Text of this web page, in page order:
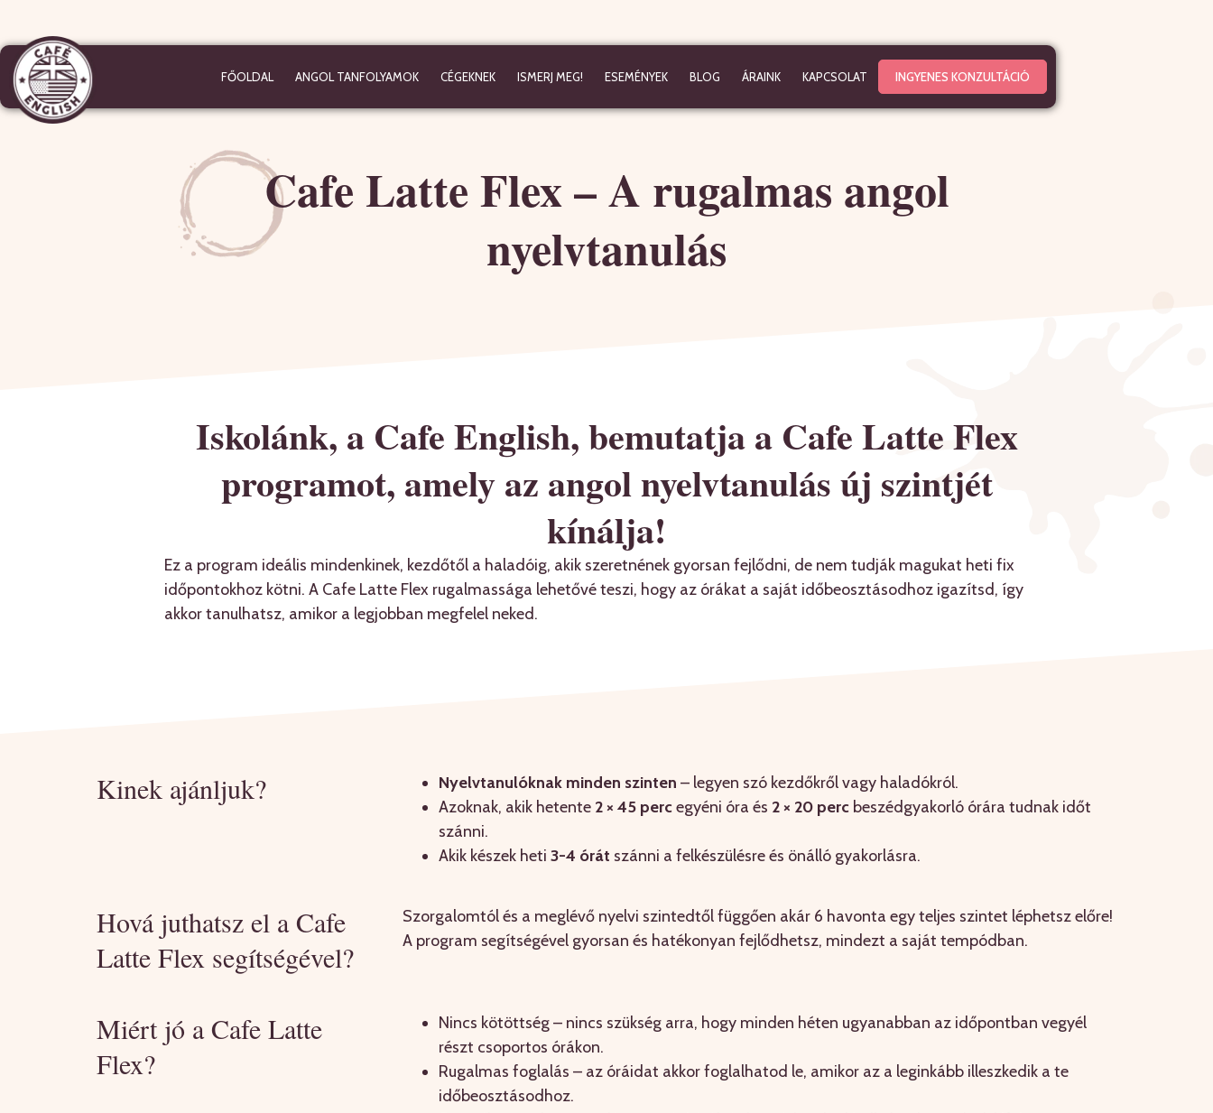
FŐOLDAL ANGOL TANFOLYAMOK CÉGEKNEK ISMERJ MEG! ESEMÉNYEK BLOG ÁRAINK KAPCSOLAT INGYENES KONZULTÁCIÓ
Cafe Latte Flex – A rugalmas angol
nyelvtanulás
Iskolánk, a Cafe English, bemutatja a Cafe Latte Flex
programot, amely az angol nyelvtanulás új szintjét
kínálja!
Ez a program ideális mindenkinek, kezdőtől a haladóig, akik szeretnének gyorsan fejlődni, de nem tudják magukat heti fix
időpontokhoz kötni. A Cafe Latte Flex rugalmassága lehetővé teszi, hogy az órákat a saját időbeosztásodhoz igazítsd, így
akkor tanulhatsz, amikor a legjobban megfelel neked.
Kinek ajánljuk? Nyelvtanulóknak minden szinten – legyen szó kezdőkről vagy haladókról.
Azoknak, akik hetente 2 × 45 percegyéni óra és 2 × 20 perc beszédgyakorló órára tudnak időt
szánni.
Akik készek heti3-4 órát szánni a felkészülésre és önálló gyakorlásra.
Hová juthatsz el a Cafe
Latte Flex segítségével?
Szorgalomtól és a meglévő nyelvi szintedtől függően akár 6 havonta egy teljes szintet léphetsz előre!
A program segítségével gyorsan és hatékonyan fejlődhetsz, mindezt a saját tempódban.
Miért jó a Cafe Latte
Flex?
Nincs kötöttség – nincs szükség arra, hogy minden héten ugyanabban az időpontban vegyél
részt csoportos órákon.
Rugalmas foglalás – az óráidat akkor foglalhatod le, amikor az a leginkább illeszkedik a te
időbeosztásodhoz.